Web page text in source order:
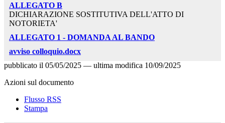
ALLEGATO B
DICHIARAZIONE SOSTITUTIVA DELL'ATTO DI
NOTORIETA'
ALLEGATO 1 - DOMANDA AL BANDO
avviso colloquio.docx
pubblicato il 05/05/2025 — ultima modifica 10/09/2025
Azioni sul documento
Flusso RSS
Stampa